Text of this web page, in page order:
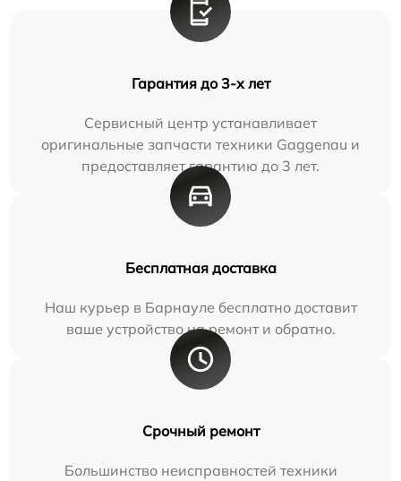
Гарантия до 3-х лет
Сервисный центр устанавливает
оригинальные запчасти техники Gaggenau и
предоставляет гарантию до 3 лет.
Бесплатная доставка
Наш курьер в Барнауле бесплатно доставит
ваше устройство на ремонт и обратно.
Срочный ремонт
Большинство неисправностей техники